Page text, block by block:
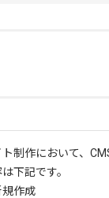
制作において、
下記です。
規作成